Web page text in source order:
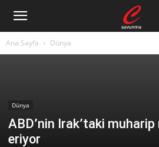
Ana Sayfa Dünya
Dünya
ABD’nin Irak’taki
eriyor